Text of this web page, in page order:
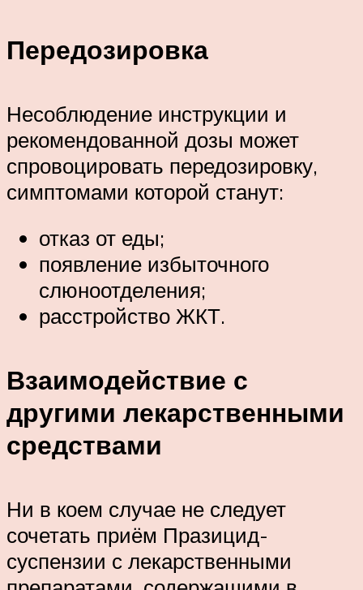
Передозировка
Несоблюдение инструкции и
рекомендованной дозы может
спровоцировать передозировку,
симптомами которой станут:
отказ от еды;
появление избыточного
слюноотделения;
расстройство ЖКТ.
Взаимодействие с
другими лекарственными
средствами
Ни в коем случае не следует
сочетать приём Празицид-
суспензии с лекарственными